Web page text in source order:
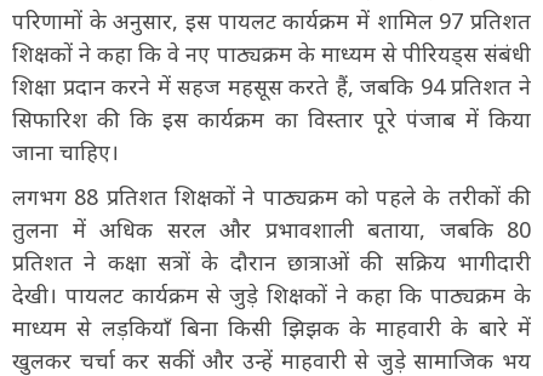
परिणामों के अनुसार, इस पायलट कार्यक्रम में शामिल 97 प्रतिशत
शिक्षकों ने कहा कि वे नए पाठ्यक्रम के माध्यम से पीरियड्स संबंधी
शिक्षा प्रदान करने में सहज महसूस करते हैं, जबकि 94 प्रतिशत ने
सिफारिश की कि इस कार्यक्रम का विस्तार पूरे पंजाब में किया
जाना चाहिए।
लगभग 88 प्रतिशत शिक्षकों ने पाठ्यक्रम को पहले के तरीकों की
तुलना में अधिक सरल और प्रभावशाली बताया, जबकि 80
प्रतिशत ने कक्षा सत्रों के दौरान छात्राओं की सक्रिय भागीदारी
देखी। पायलट कार्यक्रम से जुड़े शिक्षकों ने कहा कि पाठ्यक्रम के
माध्यम से लड़कियाँ बिना किसी झिझक के माहवारी के बारे में
खुलकर चर्चा कर सकीं और उन्हें माहवारी से जुड़े सामाजिक भय